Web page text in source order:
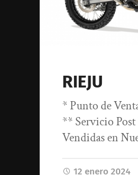
RIEJU
* Punto de
** Servicio
Vendidas en
12 enero 2024